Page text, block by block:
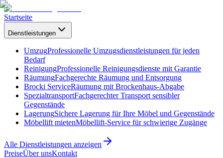
Startseite
Dienstleistungen
UmzugProfessionelle Umzugsdienstleistungen für jeden
Bedarf
ReinigungProfessionelle Reinigungsdienste mit Garantie
RäumungFachgerechte Räumung und Entsorgung
Brocki ServiceRäumung mit Brockenhaus-Abgabe
SpezialtransportFachgerechter Transport sensibler
Gegenstände
LagerungSichere Lagerung für Ihre Möbel und Gegenstände
Möbellift mietenMöbellift-Service für schwierige Zugänge
Alle Dienstleistungen anzeigen
PreiseÜber unsKontakt